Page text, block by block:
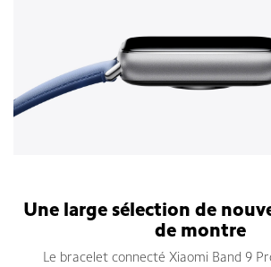
Une large sélection de
de montre
Le bracelet connecté Xiaomi Band 9